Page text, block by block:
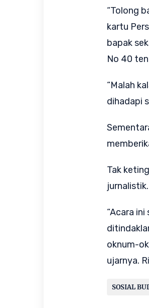
“Tolong
kartu
bapak
No 40
“Malah
dihadapi
Tak
jurnalistik.
“Acara
oknum-
ujarnya.
SOSIAL